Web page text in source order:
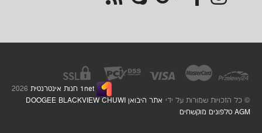
1net חנות אינטרנטית
2026
© כל הזכויות שמורות על ידי
אתר היבואן DOOGEE BLACKVIEW CHUWI
AGM טלפונים מוקשחים